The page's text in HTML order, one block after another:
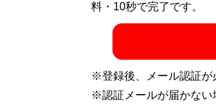
で結果を出すノウハウを
ついた「コスパを極限
にて、お金と
料・10秒で完了です。
※登録後、メール認証が
※認証メールが届かない